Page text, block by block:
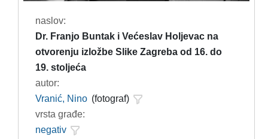
naslov:
Dr. Franjo Buntak i Većeslav Holjevac na
otvorenju izložbe Slike Zagreba od 16. do
19. stoljeća
autor:
Vranić, Nino (fotograf)
vrsta građe:
negativ